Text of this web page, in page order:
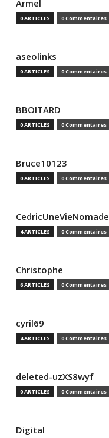
Armel
0 ARTICLES 0 Commentaires
aseolinks
0 ARTICLES 0 Commentaires
BBOITARD
0 ARTICLES 0 Commentaires
Bruce10123
0 ARTICLES 0 Commentaires
CedricUneVieNomade
4 ARTICLES 0 Commentaires
Christophe
6 ARTICLES 0 Commentaires
cyril69
4 ARTICLES 0 Commentaires
deleted-uzXS8wyf
0 ARTICLES 0 Commentaires
Digital